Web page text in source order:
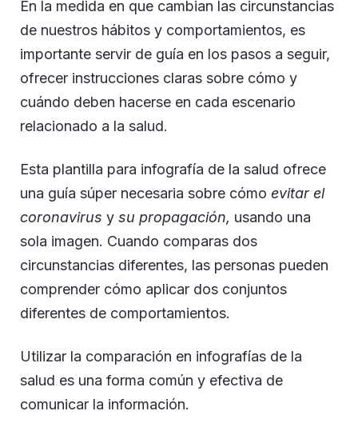
En la medida en que cambian las circunstancias
de nuestros hábitos y comportamientos, es
importante servir de guía en los pasos a seguir,
ofrecer instrucciones claras sobre cómo y
cuándo deben hacerse en cada escenario
relacionado a la salud.
Esta plantilla para infografía de la salud ofrece
una guía súper necesaria sobre cómo evitar el
coronavirus y su propagación, usando una
sola imagen. Cuando comparas dos
circunstancias diferentes, las personas pueden
comprender cómo aplicar dos conjuntos
diferentes de comportamientos.
Utilizar la comparación en infografías de la
salud es una forma común y efectiva de
comunicar la información.